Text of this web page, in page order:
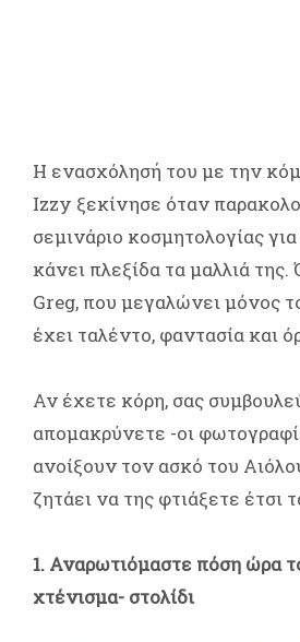
Η ενασχόλησή του με την
Izzy ξεκίνησε όταν
σεμινάριο κοσμητολογίας
κάνει πλεξίδα τα μαλλιά
Greg, που μεγαλώνει μόνος
έχει ταλέντο, φαντασία και
Αν έχετε κόρη, σας
απομακρύνετε -οι
ανοίξουν τον ασκό του
ζητάει να της φτιάξετε έτσι
1. Αναρωτιόμαστε πόση ώρα
χτένισμα- στολίδι